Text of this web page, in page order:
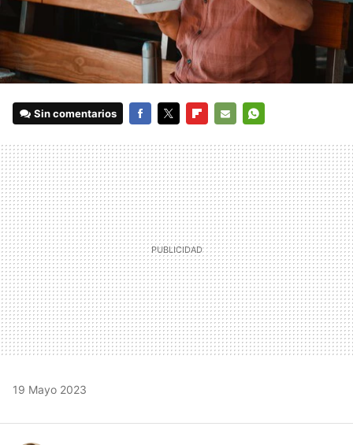
Sin comentarios
MAIL
19 Mayo 2023